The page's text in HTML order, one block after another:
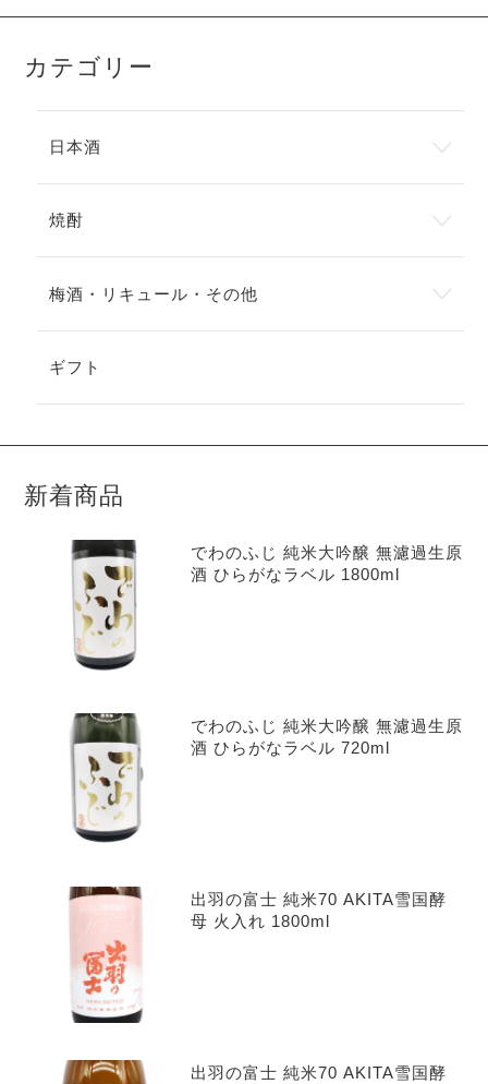
カテゴリー
日本酒
焼酎
梅酒・リキュール・その他
ギフト
新着商品
でわのふじ 純米大吟醸 無濾過生原
酒 ひらがなラベル 1800ml
でわのふじ 純米大吟醸 無濾過生原
酒 ひらがなラベル 720ml
出羽の富士 純米70 AKITA雪国酵
母 火入れ 1800ml
出羽の富士 純米70 AKITA雪国酵